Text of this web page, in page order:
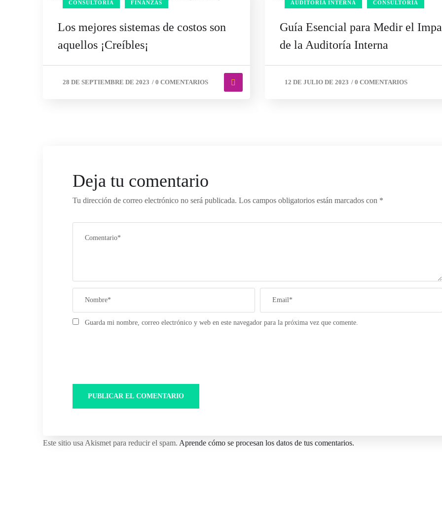
CONSULTORÍA FINANZAS
Los mejores sistemas de costos son
aquellos ¡Creíbles¡
28 DE SEPTIEMBRE DE 2023 / 0 COMENTARIOS
AUDITORÍA INTERNA CONSULTORÍA
Guía Esencial para Medir el
de la Auditoría Interna
12 DE JULIO DE 2023 / 0 COMENTARIOS
Deja tu comentario
Tu dirección de correo electrónico no será publicada. Los campos obligatorios están marcados con *
Guarda mi nombre, correo electrónico y web en este navegador para la próxima vez que comente.
Este sitio usa Akismet para reducir el spam. Aprende cómo se procesan los datos de tus comentarios.